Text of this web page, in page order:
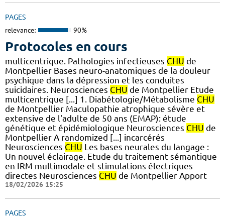
PAGES
relevance: 90%
Protocoles en cours
multicentrique. Pathologies infectieuses CHU de
Montpellier Bases neuro-anatomiques de la douleur
psychique dans la dépression et les conduites
suicidaires. Neurosciences CHU de Montpellier Etude
multicentrique [...] 1. Diabétologie/Métabolisme CHU
de Montpellier Maculopathie atrophique sévère et
extensive de l'adulte de 50 ans (EMAP): étude
génétique et épidémiologique Neurosciences CHU de
Montpellier A randomized [...] incarcérés
Neurosciences CHU Les bases neurales du langage :
Un nouvel éclairage. Etude du traitement sémantique
en IRM multimodale et stimulations électriques
directes Neurosciences CHU de Montpellier Apport
18/02/2026 15:25
PAGES